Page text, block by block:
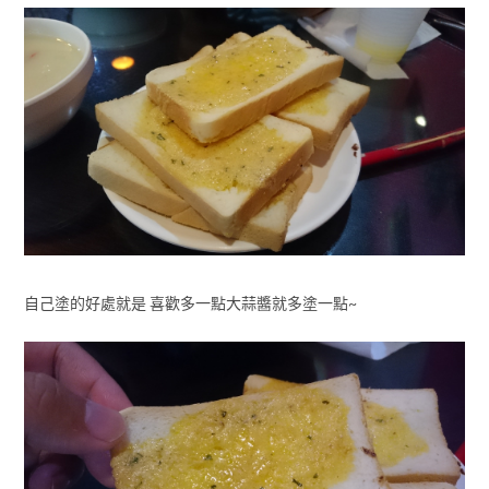
自己塗的好處就是 喜歡多一點大蒜醬就多塗一點~